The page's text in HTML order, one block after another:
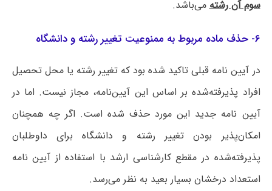
سوم آن رشتهمی‌باشد.
۶- حذف ماده مربوط به ممنوعیت تغییر رشته و دانشگاه
در آیین نامه قبلی تاکید شده بود که تغییر رشته یا محل تحصیل
افراد پذیرفته‌شده بر اساس این آیین‌نامه، مجاز نیست. اما در
آیین نامه جدید این مورد حذف شده است. اگر چه همچنان
امکان‌پذیر بودن تغییر رشته و دانشگاه برای داوطلبان
پذیرفته‌شده در مقطع کارشناسی ارشد با استفاده از آیین نامه
استعداد درخشان بسیار بعید به نظر می‌رسد.